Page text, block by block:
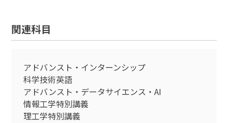
関連科目
アドバンスト・インターンシップ
科学技術英語
アドバンスト・データサイエンス・AI
情報工学特別講義
理工学特別講義